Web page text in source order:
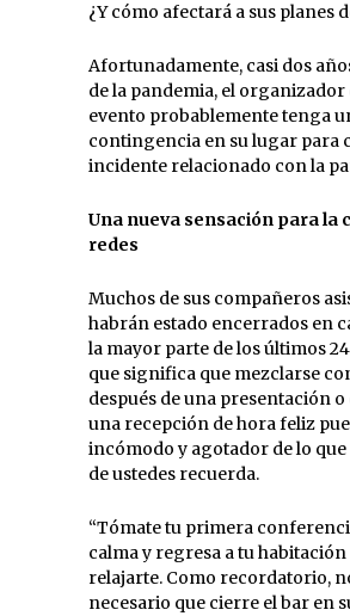
¿Y cómo afectará a sus planes
Afortunadamente, casi dos
de la pandemia, el organizador
evento probablemente tenga
contingencia en su lugar para
incidente relacionado con la
Una nueva sensación para la
redes
Muchos de sus compañeros
habrán estado encerrados en
la mayor parte de los últimos
que significa que mezclarse
después de una presentación
una recepción de hora feliz
incómodo y agotador de lo
de ustedes recuerda.
“Tómate tu primera
calma y regresa a tu
relajarte. Como recordatorio,
necesario que cierre el bar en